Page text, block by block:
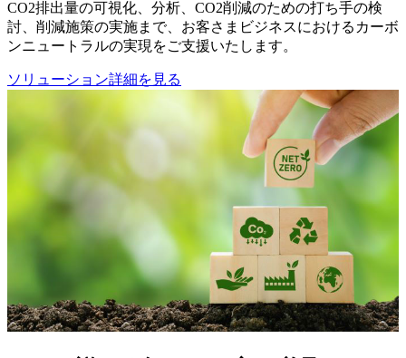
CO2排出量の可視化、分析、CO2削減のための打ち手の検
討、削減施策の実施まで、お客さまビジネスにおけるカーボ
ンニュートラルの実現をご支援いたします。
ソリューション詳細を見る